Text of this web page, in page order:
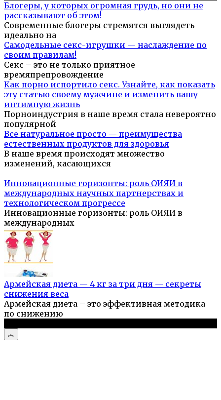
Блогеры, у которых огромная грудь, но они не
рассказывают об этом!
Современные блогеры стремятся выглядеть
идеально на
Самодельные секс-игрушки — наслаждение по
своим правилам!
Секс – это не только приятное
времяпрепровождение
Как порно испортило секс. Узнайте, как показать
эту статью своему мужчине и изменить вашу
интимную жизнь
Порноиндустрия в наше время стала невероятно
популярной
Все натуральное просто — преимущества
естественных продуктов для здоровья
В наше время происходят множество
изменений, касающихся
Инновационные горизонты: роль ОИЯИ в
международных научных партнерствах и
технологическом прогрессе
Инновационные горизонты: роль ОИЯИ в
международных
Армейская диета — 4 кг за три дня — секреты
снижения веса
Армейская диета – это эффективная методика
по снижению